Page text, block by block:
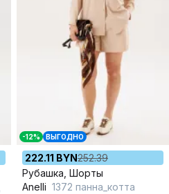
-12% ВЫГОДНО
222.11 BYN252.39
Рубашка, Шорты
Anelli 1372 панна_котта